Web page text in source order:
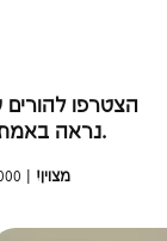
הצטרפו
וצפו איך FLYBYFLY נראה באמת אצלכם בבית.
4.8 מצוין!